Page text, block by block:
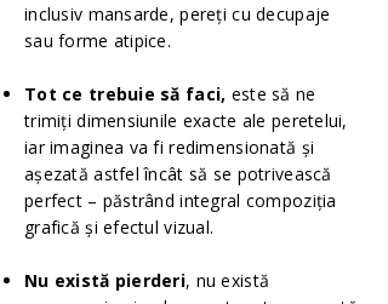
inclusiv mansarde, pereți cu decupaje
sau forme atipice.
Tot ce trebuie să faci, este să ne
trimiți dimensiunile exacte ale peretelui,
iar imaginea va fi redimensionată și
așezată astfel încât să se potrivească
perfect – păstrând integral compoziția
grafică și efectul vizual.
Nu există pierderi, nu există